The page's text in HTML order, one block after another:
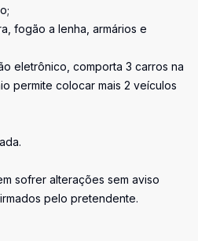
fogão a lenha, armários e
eletrônico, comporta 3 carros na
permite colocar mais 2 veículos
sofrer alterações sem aviso
pelo pretendente.